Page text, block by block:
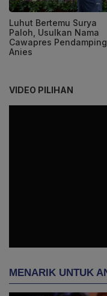
Luhut Bertemu Surya
Paloh, Usulkan Nama
Cawapres Pendamping
Anies
VIDEO PILIHAN